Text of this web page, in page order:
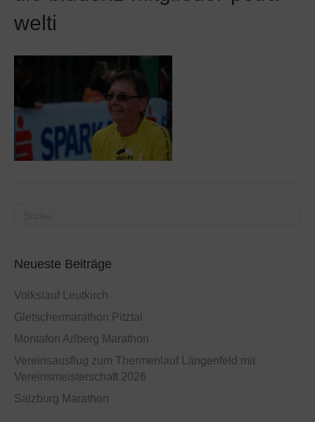
welti
Neueste Beiträge
Volkslauf Leutkirch
Gletschermarathon Pitztal
Montafon Arlberg Marathon
Vereinsausflug zum Thermenlauf Längenfeld mit
Vereinsmeisterschaft 2026
Salzburg Marathon